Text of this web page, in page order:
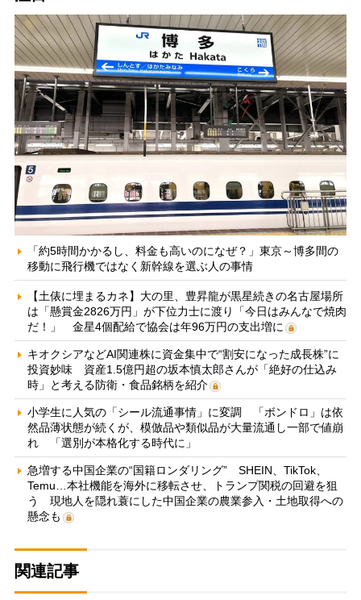
「約5時間かかるし、料金も高いのになぜ？」東京～博多間の
移動に飛行機ではなく新幹線を選ぶ人の事情
【土俵に埋まるカネ】大の里、豊昇龍が黒星続きの名古屋場所
は「懸賞金2826万円」が下位力士に渡り「今日はみんなで焼肉
だ！」 金星4個配給で協会は年96万円の支出増に
キオクシアなどAI関連株に資金集中で“割安になった成長株”に
投資妙味 資産1.5億円超の坂本慎太郎さんが「絶好の仕込み
時」と考える防衛・食品銘柄を紹介
小学生に人気の「シール流通事情」に変調 「ボンドロ」は依
然品薄状態が続くが、模倣品や類似品が大量流通し一部で値崩
れ 「選別が本格化する時代に」
急増する中国企業の“国籍ロンダリング” SHEIN、TikTok、
Temu…本社機能を海外に移転させ、トランプ関税の回避を狙
う 現地人を隠れ蓑にした中国企業の農業参入・土地取得への
懸念も
関連記事